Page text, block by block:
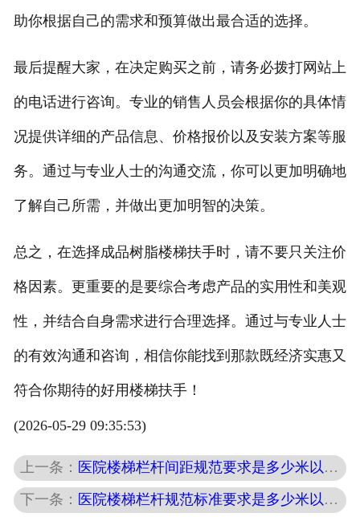
助你根据自己的需求和预算做出最合适的选择。
最后提醒大家，在决定购买之前，请务必拨打网站上
的电话进行咨询。专业的销售人员会根据你的具体情
况提供详细的产品信息、价格报价以及安装方案等服
务。通过与专业人士的沟通交流，你可以更加明确地
了解自己所需，并做出更加明智的决策。
总之，在选择成品树脂楼梯扶手时，请不要只关注价
格因素。更重要的是要综合考虑产品的实用性和美观
性，并结合自身需求进行合理选择。通过与专业人士
的有效沟通和咨询，相信你能找到那款既经济实惠又
符合你期待的好用楼梯扶手！
(2026-05-29 09:35:53)
上一条： 医院楼梯栏杆间距规范要求是多少米以上？
下一条： 医院楼梯栏杆规范标准要求是多少米以上的？